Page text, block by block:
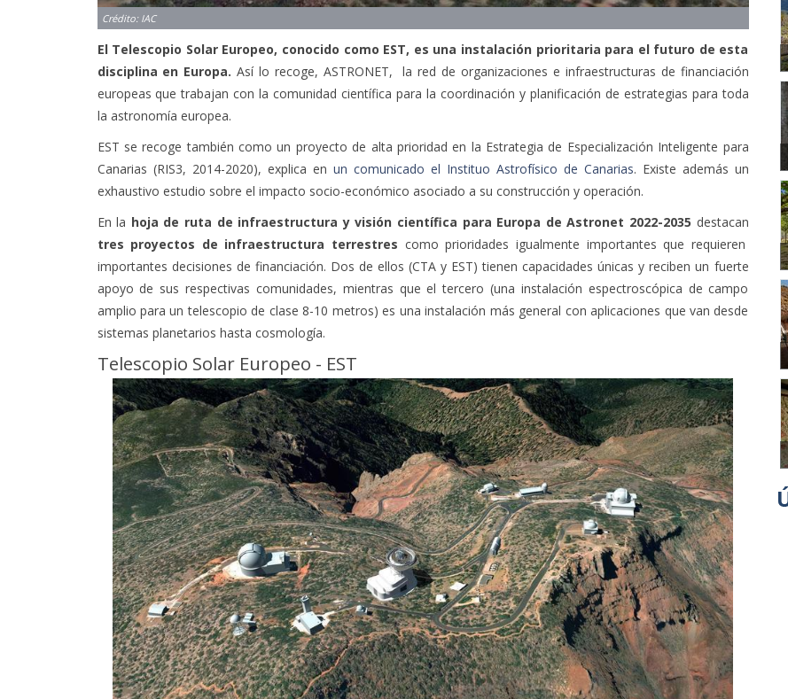
Crédito: IAC
El Telescopio Solar Europeo, conocido como EST, es una instalación prioritaria para el futuro de esta
disciplina en Europa. Así lo recoge, ASTRONET, la red de organizaciones e infraestructuras de financiación
europeas que trabajan con la comunidad científica para la coordinación y planificación de estrategias para toda
la astronomía europea.
EST se recoge también como un proyecto de alta prioridad en la Estrategia de Especialización Inteligente para
Canarias (RIS3, 2014-2020), explica en un comunicado el Instituo Astrofísico de Canarias. Existe además un
exhaustivo estudio sobre el impacto socio-económico asociado a su construcción y operación.
En la hoja de ruta de infraestructura y visión científica para Europa de Astronet 2022-2035 destacan
tres proyectos de infraestructura terrestres como prioridades igualmente importantes que requieren
importantes decisiones de financiación. Dos de ellos (CTA y EST) tienen capacidades únicas y reciben un fuerte
apoyo de sus respectivas comunidades, mientras que el tercero (una instalación espectroscópica de campo
amplio para un telescopio de clase 8-10 metros) es una instalación más general con aplicaciones que van desde
sistemas planetarios hasta cosmología.
Telescopio Solar Europeo - EST